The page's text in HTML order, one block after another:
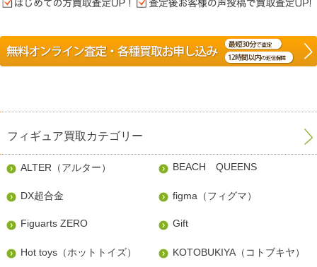
フィギュア買取カテゴリー
ALTER（アルター） BEACH QUEENS
DX超合金 figma（フィグマ）
Figuarts ZERO Gift
Hot toys（ホットトイズ） KOTOBUKIYA（コトブキヤ）